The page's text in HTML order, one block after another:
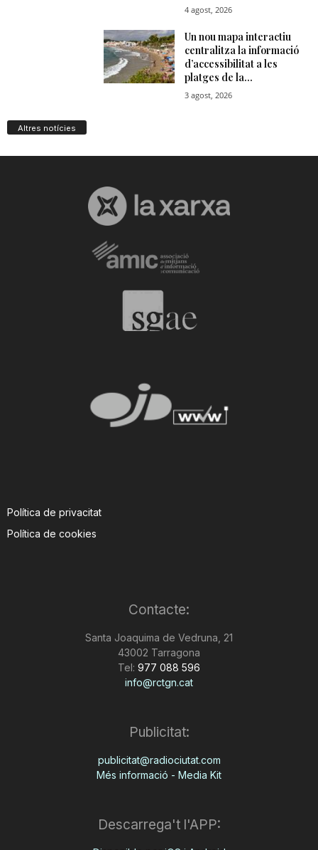
Altres notícies
Política de privacitat
Política de cookies
Contacte:
Santa Joaquima de Vedruna, 21
43002 Tarragona
Tel: 977 088 596
info@rctgn.cat
Publicitat:
publicitat@radiociutat.com
Més informació - Media Kit
Descarrega't l'APP: